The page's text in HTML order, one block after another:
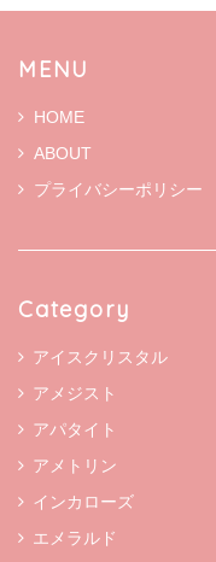
MENU
HOME
ABOUT
プライバシーポリシー
Category
アイスクリスタル
アメジスト
アパタイト
アメトリン
インカローズ
エメラルド